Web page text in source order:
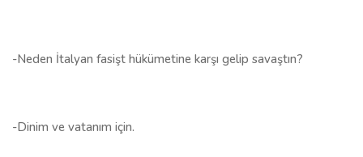
-Neden İtalyan fasişt hükümetine karşı gelip savaştın?
-Dinim ve vatanım için.